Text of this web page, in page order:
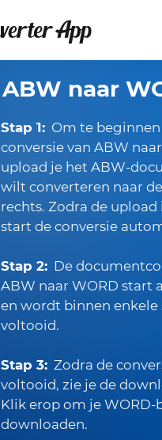
ABW naar
Stap 1: Om te
conversie van ABW
upload je het ABW-
wilt converteren naar
rechts. Zodra de upload
start de conversie
Stap 2: De
ABW naar WORD start
en wordt binnen enkele
voltooid.
Stap 3: Zodra de
voltooid, zie je de
Klik erop om je WORD-
downloaden.